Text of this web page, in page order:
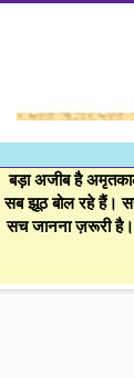
।।
BE
बड़ा अजीब है
सब झूठ बोल रहे हैं।
सच जानना ज़रूरी